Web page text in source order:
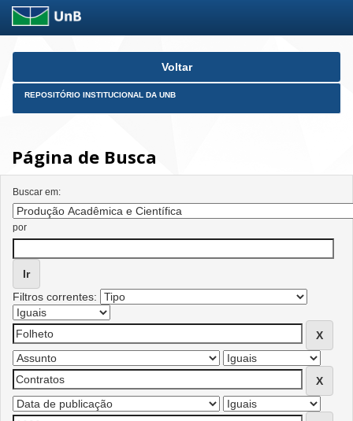
Skip
Voltar
REPOSITÓRIO INSTITUCIONAL DA UNB
Página de Busca
Buscar em:
por
Filtros correntes: